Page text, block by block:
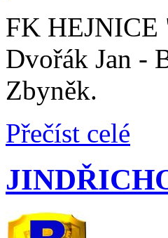
FK HEJNICE
Dvořák Jan -
Zbyněk.
Přečíst celé